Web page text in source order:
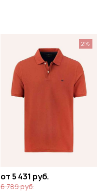
от 5 431 руб.
6 789 руб.
21%